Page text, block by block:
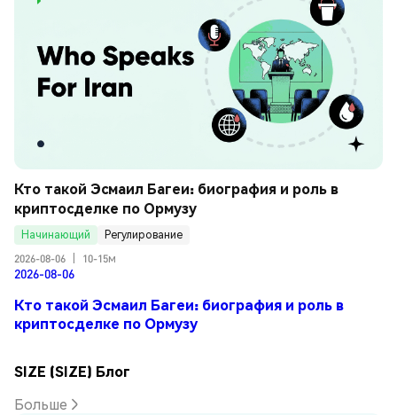
Кто такой Эсмаил Багеи: биография и роль в
криптосделке по Ормузу
Начинающий
Регулирование
2026-08-06
10-15м
2026-08-06
Кто такой Эсмаил Багеи: биография и роль в
криптосделке по Ормузу
SIZE (SIZE) Блог
Больше